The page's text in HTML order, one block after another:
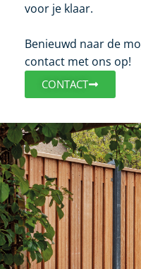
voor je klaar.
Benieuwd naar de
contact met ons op!
CONTACT